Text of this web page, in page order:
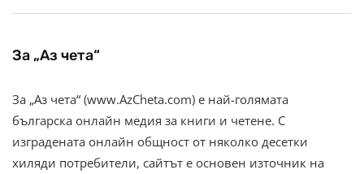
За „Аз чета“
За „Аз чета“ (www.AzCheta.com) е най-голямата
българска онлайн медия за книги и четене. С
изградената онлайн общност от няколко десетки
хиляди потребители, сайтът е основен източник на